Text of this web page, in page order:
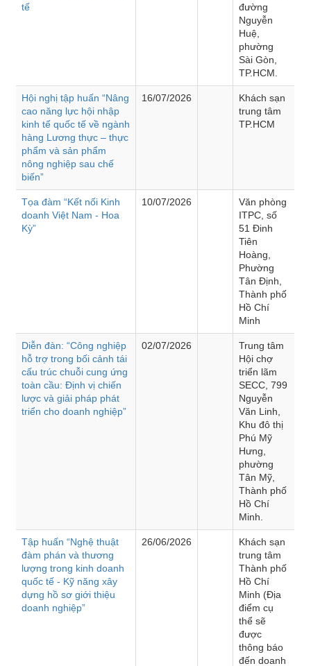
tế
đường
Nguyễn
Huệ,
phường
Sài Gòn,
TP.HCM.
Hội nghị tập huấn “Nâng
cao năng lực hội nhập
kinh tế quốc tế về ngành
hàng Lương thực – thực
phẩm và sản phẩm
nông nghiệp sau chế
biến”
16/07/2026
Khách sạn
trung tâm
TP.HCM
Tọa đàm “Kết nối Kinh
doanh Việt Nam - Hoa
Kỳ”
10/07/2026
Văn phòng
ITPC, số
51 Đinh
Tiên
Hoàng,
Phường
Tân Định,
Thành phố
Hồ Chí
Minh
Diễn đàn: “Công nghiệp
hỗ trợ trong bối cảnh tái
cấu trúc chuỗi cung ứng
toàn cầu: Định vị chiến
lược và giải pháp phát
triển cho doanh nghiệp”
02/07/2026
Trung tâm
Hội chợ
triển lãm
SECC, 799
Nguyễn
Văn Linh,
Khu đô thị
Phú Mỹ
Hưng,
phường
Tân Mỹ,
Thành phố
Hồ Chí
Minh.
Tập huấn “Nghệ thuật
đàm phán và thương
lượng trong kinh doanh
quốc tế - Kỹ năng xây
dựng hồ sơ giới thiệu
doanh nghiệp”
26/06/2026
Khách sạn
trung tâm
Thành phố
Hồ Chí
Minh (Địa
điểm cụ
thể sẽ
được
thông báo
đến doanh